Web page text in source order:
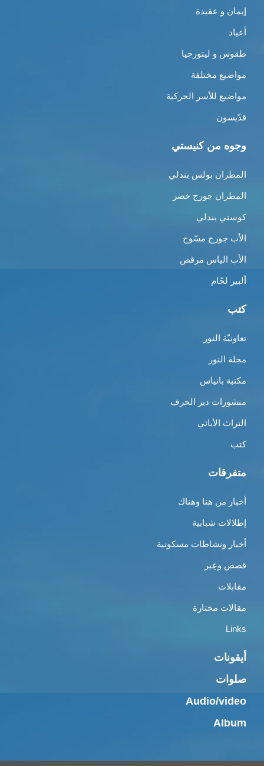
إيمان و عقيدة
أعياد
طقوس و ليتورجيا
مواضيع مختلفة
مواضيع للأسر الحركية
قدّيسون
وجوه من كنيستي
المطران بولس بندلي
المطران جورج خضر
كوستي بندلي
الأب جورج مسّوح
الأب الياس مرقص
ألبير لحّام
كتب
تعاونيّة النور
مجلة النور
مكتبة بانياس
منشورات دير الحرف
التراث الأبائي
كتب
متفرقات
أخبار من هنا وهناك
إطلالات شبابية
أخبار ونشاطات مسكونية
قصص وعِبر
مقابلات
مقالات مختارة
Links
أيقونات
صلوات
Audio/video
Album